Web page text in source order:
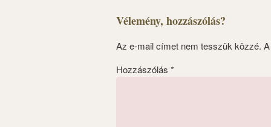
Vélemény, hozzászólás?
Az e-mail címet nem tesszük közzé.
Hozzászólás *